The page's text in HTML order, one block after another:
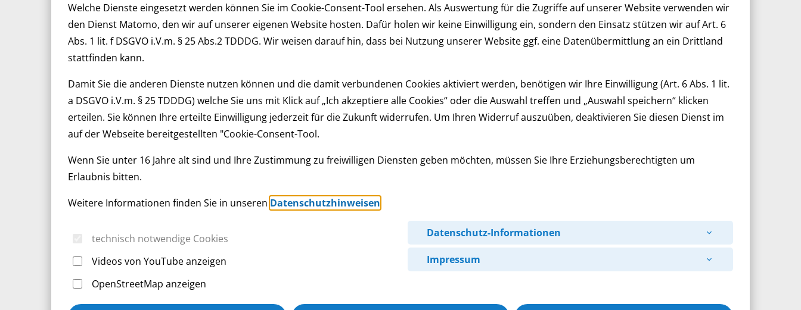
Entdecken Sie unsere Angebote zur
Unterstützung und Förderung.
Ihr Weg in die Werkstatt
Berufsbildungsbereich
Förderstätte
Integra (Außenarbeitsplätze)
Welche Dienste eingesetzt werden können Sie im Cookie-Consent-Tool ersehen. Als Auswertung für die Zugriffe auf unserer Website verwenden wir
den Dienst Matomo, den wir auf unserer eigenen Website hosten. Dafür holen wir keine Einwilligung ein, sondern den Einsatz stützen wir auf Art. 6
Abs. 1 lit. f DSGVO i.V.m. § 25 Abs.2 TDDDG. Wir weisen darauf hin, dass bei Nutzung unserer Website ggf. eine Datenübermittlung an ein Drittland
stattfinden kann.
Damit Sie die anderen Dienste nutzen können und die damit verbundenen Cookies aktiviert werden, benötigen wir Ihre Einwilligung (Art. 6 Abs. 1 lit.
a DSGVO i.V.m. § 25 TDDDG) welche Sie uns mit Klick auf „Ich akzeptiere alle Cookies“ oder die Auswahl treffen und „Auswahl speichern“ klicken
erteilen. Sie können Ihre erteilte Einwilligung jederzeit für die Zukunft widerrufen. Um Ihren Widerruf auszuüben, deaktivieren Sie diesen Dienst im
auf der Webseite bereitgestellten "Cookie-Consent-Tool.
Wenn Sie unter 16 Jahre alt sind und Ihre Zustimmung zu freiwilligen Diensten geben möchten, müssen Sie Ihre Erziehungsberechtigten um
Erlaubnis bitten.
Weitere Informationen finden Sie in unseren Datenschutzhinweisen
technisch notwendige Cookies
Videos von YouTube anzeigen
OpenStreetMap anzeigen
Datenschutz-Informationen
Impressum